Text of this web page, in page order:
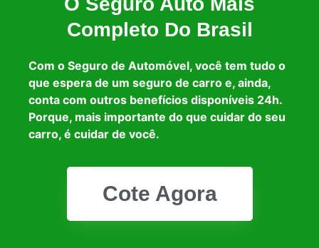
Completo Do Brasil
Com o Seguro de Automóvel, você tem tudo o
que espera de um seguro de carro e, ainda,
conta com outros benefícios disponíveis 24h.
Porque, mais importante do que cuidar do seu
carro, é cuidar de você.
Cote Agora